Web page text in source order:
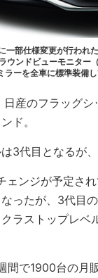
一部仕様変更が行われ
ウンドビューモニター
ラーを全車に標準装備
産のフラッグ
ド。
3代目となるが
ンジが予定さ
ったが、3代目
ラストップレ
で1900台の月